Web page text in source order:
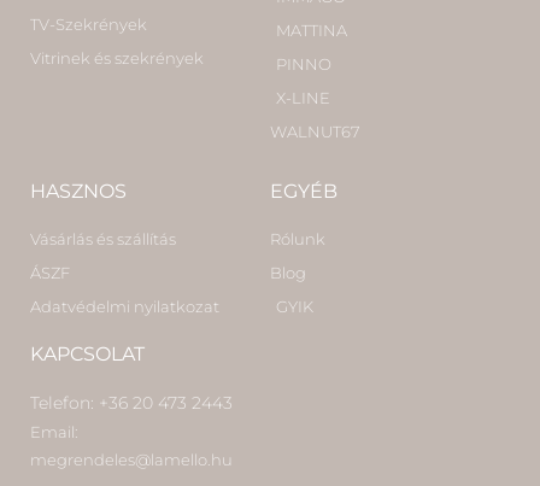
TV-Szekrények
Vitrinek és szekrények
MATTINA
PINNO
X-LINE
WALNUT67
HASZNOS
Vásárlás és szállítás
ÁSZF
Adatvédelmi nyilatkozat
KAPCSOLAT
Telefon: +36 20 473 2443
Email:
megrendeles@lamello.hu
EGYÉB
Rólunk
Blog
GYIK